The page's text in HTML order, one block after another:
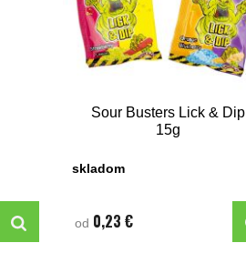
Sour Busters Lick & Dip
15g
skladom
od 0,23 €